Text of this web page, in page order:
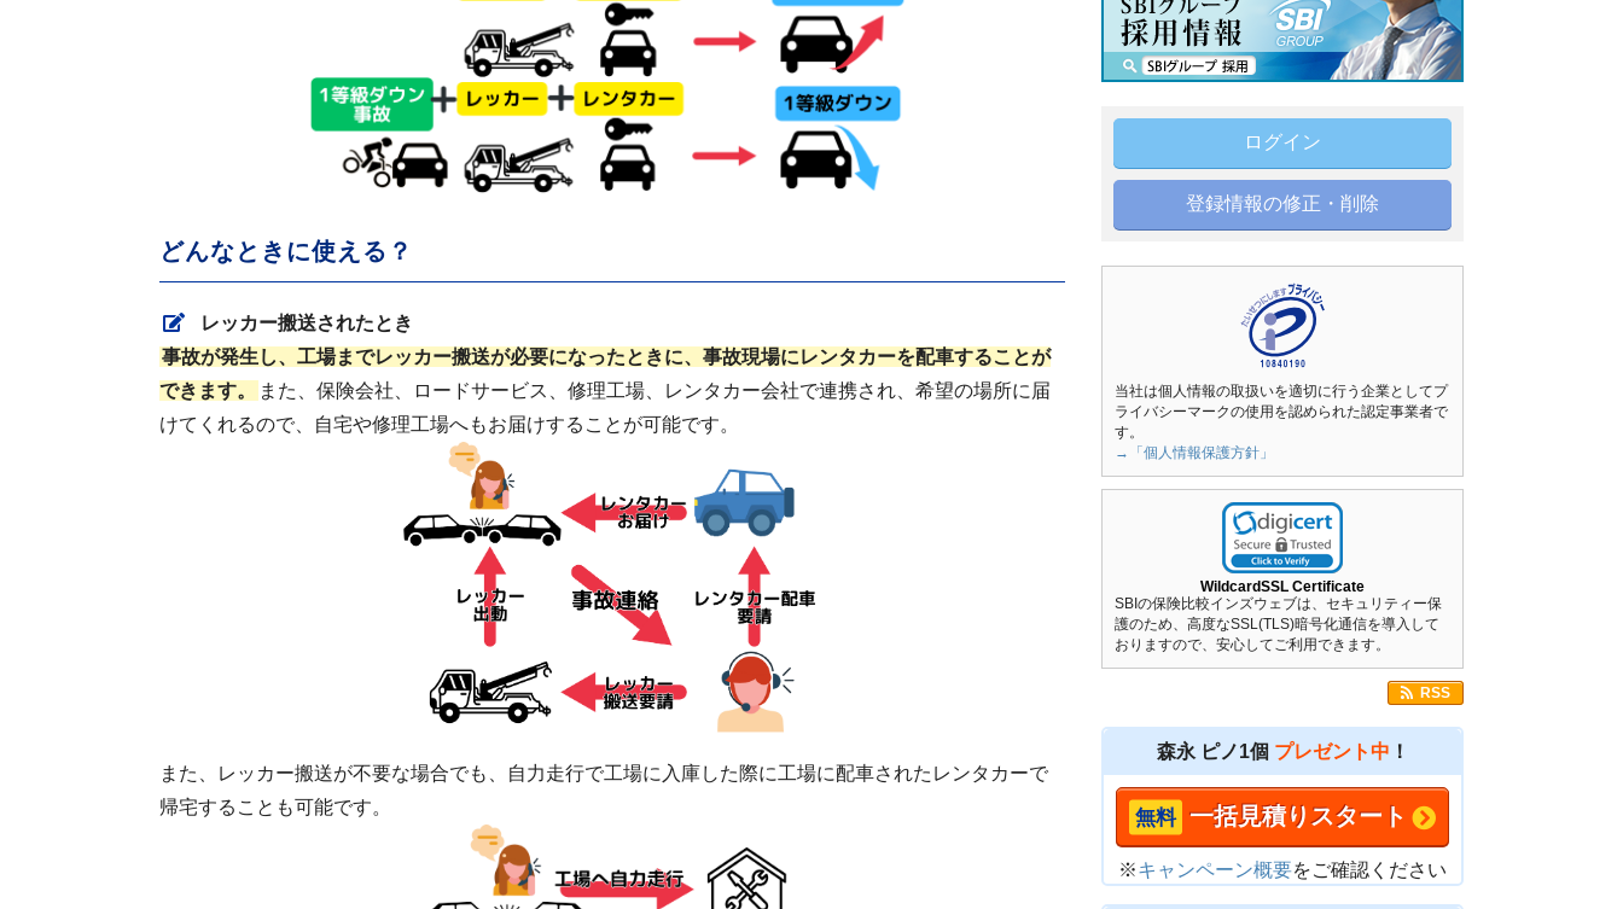
どんなときに使える？
レッカー搬送されたとき
事故が発生し、工場までレッカー搬送が必要になったときに、事故現場にレンタカーを配車することが
できます。
また、保険会社、ロードサービス、修理工場、レンタカー会社で連携され、希望の場所に届
けてくれるので、自宅や修理工場へもお届けすることが可能です。
また、レッカー搬送が不要な場合でも、自力走行で工場に入庫した際に工場に配車されたレンタカーで
帰宅することも可能です。
ログイン
登録情報の修正・削除
当社は個人情報の取扱いを適切に行う企業としてプ
ライバシーマークの使用を認められた認定事業者で
す。
→「個人情報保護方針」
WildcardSSL Certificate
SBIの保険比較インズウェブは、セキュリティー保
護のため、高度なSSL(TLS)暗号化通信を導入して
おりますので、安心してご利用できます。
RSS
森永 ピノ1個 プレゼント中 ！
一括見積りスタート
※キャンペーン概要をご確認ください